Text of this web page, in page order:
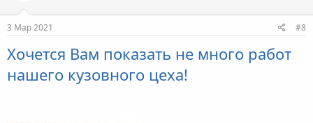
3 Мар 2021 #8
Хочется Вам показать не много работ
нашего кузовного цеха!